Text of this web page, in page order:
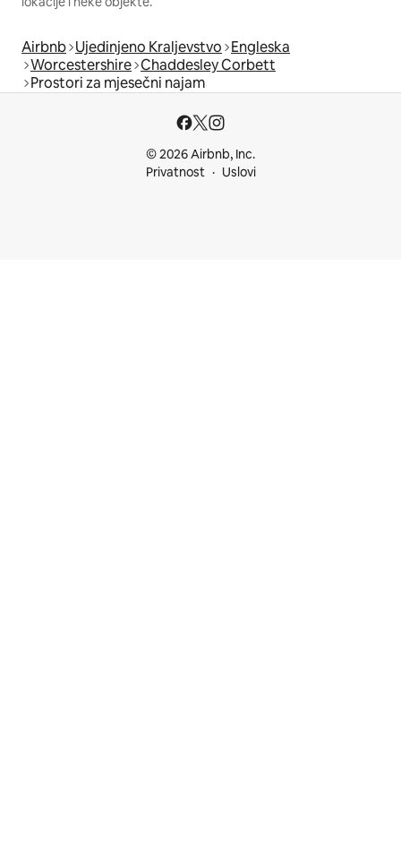
Airbnb Ujedinjeno Kraljevstvo Engleska
Worcestershire Chaddesley Corbett
Prostori za mjesečni najam
© 2026 Airbnb, Inc.
Privatnost
Uslovi